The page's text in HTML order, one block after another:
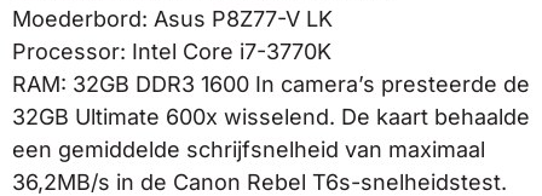
Moederbord: Asus P8Z77-V LK
Processor: Intel Core i7-3770K
RAM: 32GB DDR3 1600 In camera’s presteerde de
32GB Ultimate 600x wisselend. De kaart behaalde
een gemiddelde schrijfsnelheid van maximaal
36,2MB/s in de Canon Rebel T6s-snelheidstest.